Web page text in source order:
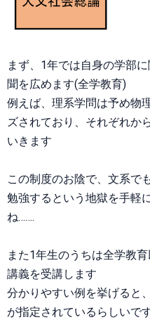
まず、1年では自身の学部
聞を広めます(全学教育)
例えば、理系学問は予め物
ズされており、それぞれか
いきます
この制度のお陰で、文系で
勉強するという地獄を手軽
ね…….
また1年生のうちは全学教
講義を受講します
分かりやすい例を挙げると
が指定されているらしいで